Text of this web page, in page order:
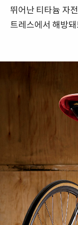
뛰어난 티타늄 자
트레스에서 해방